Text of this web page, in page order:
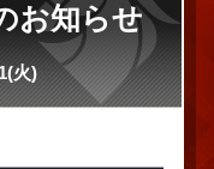
お知らせ
火)